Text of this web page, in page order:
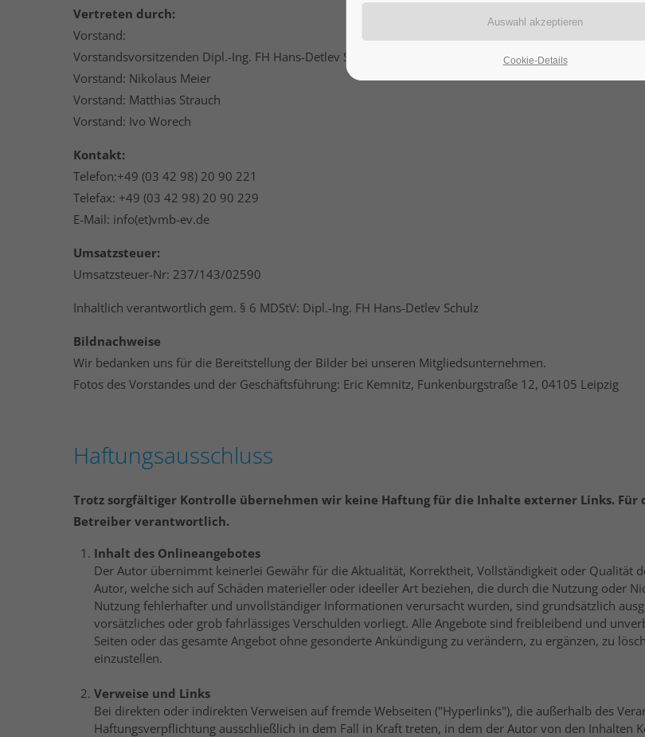
Vertreten durch:
Vorstand:
Vorstandsvorsitzenden Dipl.-Ing. FH Hans-Detlev Schulz
Vorstand: Nikolaus Meier
Vorstand: Matthias Strauch
Vorstand: Ivo Worech
Kontakt:
Telefon:+49 (03 42 98) 20 90 221
Telefax: +49 (03 42 98) 20 90 229
E-Mail: info(et)vmb-ev.de
Umsatzsteuer:
Umsatzsteuer-Nr: 237/143/02590
Inhaltlich verantwortlich gem. § 6 MDStV: Dipl.-Ing. FH Hans-Detlev Schulz
Bildnachweise
Wir bedanken uns für die Bereitstellung der Bilder bei unseren Mitgliedsunternehmen.
Fotos des Vorstandes und der Geschäftsführung: Eric Kemnitz, Funkenburgstraße 12, 04105 Leipzig
Haftungsausschluss
Trotz sorgfältiger Kontrolle übernehmen wir keine Haftung für die Inhalte externer Links.
Betreiber verantwortlich.
Inhalt des Onlineangebotes
Der Autor übernimmt keinerlei Gewähr für die Aktualität, Korrektheit, Vollständigkeit oder Qualität
Autor, welche sich auf Schäden materieller oder ideeller Art beziehen, die durch die Nutzung oder
Nutzung fehlerhafter und unvollständiger Informationen verursacht wurden, sind grundsätzlich
vorsätzliches oder grob fahrlässiges Verschulden vorliegt. Alle Angebote sind freibleibend und
Seiten oder das gesamte Angebot ohne gesonderte Ankündigung zu verändern, zu ergänzen, zu
einzustellen.
Verweise und Links
Bei direkten oder indirekten Verweisen auf fremde Webseiten ("Hyperlinks"), die außerhalb des
Haftungsverpflichtung ausschließlich in dem Fall in Kraft treten, in dem der Autor von den Inhalten
Cookie-Details